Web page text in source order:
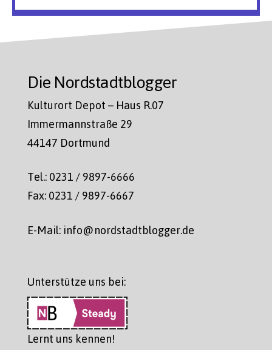
Die Nordstadtblogger
Kulturort Depot – Haus R.07
Immermannstraße 29
44147 Dortmund
Tel.: 0231 / 9897-6666
Fax: 0231 / 9897-6667
E-Mail: info@nordstadtblogger.de
Unterstütze uns bei:
Lernt uns kennen!